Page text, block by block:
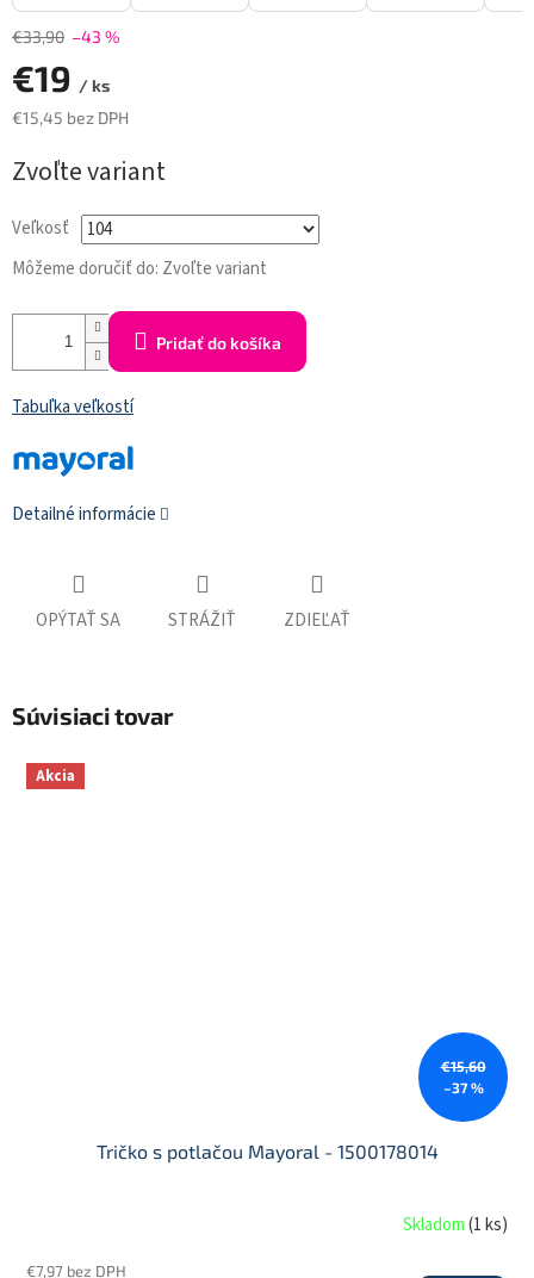
€33,90 –43 %
€19 / ks
€15,45 bez DPH
cena:
Zvoľte variant
Veľkosť
Môžeme doručiť do: Zvoľte variant
Pridať do košíka
Tabuľka veľkostí
Detailné informácie
OPÝTAŤ SA STRÁŽIŤ ZDIEĽAŤ
Súvisiaci tovar
Akcia
€15,60
–37 %
Tričko s potlačou Mayoral - 1500178014
Skladom(1 ks)
€7,97 bez DPH